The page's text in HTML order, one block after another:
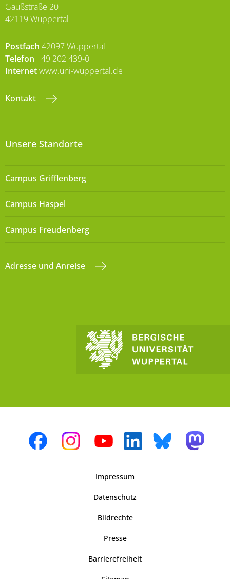
Gaußstraße 20
42119 Wuppertal
Postfach 42097 Wuppertal
Telefon +49 202 439-0
Internetwww.uni-wuppertal.de
Kontakt
Unsere Standorte
Campus Grifflenberg
Campus Haspel
Campus Freudenberg
Adresse und Anreise
Impressum
Datenschutz
Bildrechte
Presse
Barrierefreiheit